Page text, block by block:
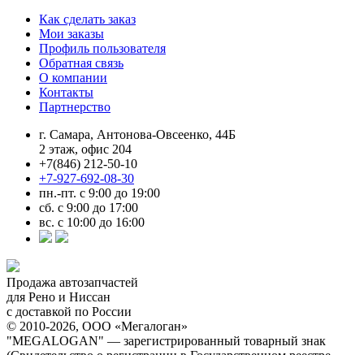
Как сделать заказ
Мои заказы
Профиль пользователя
Обратная связь
О компании
Контакты
Партнерство
г. Самара, Антонова-Овсеенко, 44Б
2 этаж, офис 204
+7(846) 212-50-10
+7-927-692-08-30
пн.-пт. с 9:00 до 19:00
сб. с 9:00 до 17:00
вс. с 10:00 до 16:00
Продажа автозапчастей
для Рено и Ниссан
с доставкой по России
© 2010-2026, ООО «Мегалоган»
"MEGALOGAN" — зарегистрированный товарный знак